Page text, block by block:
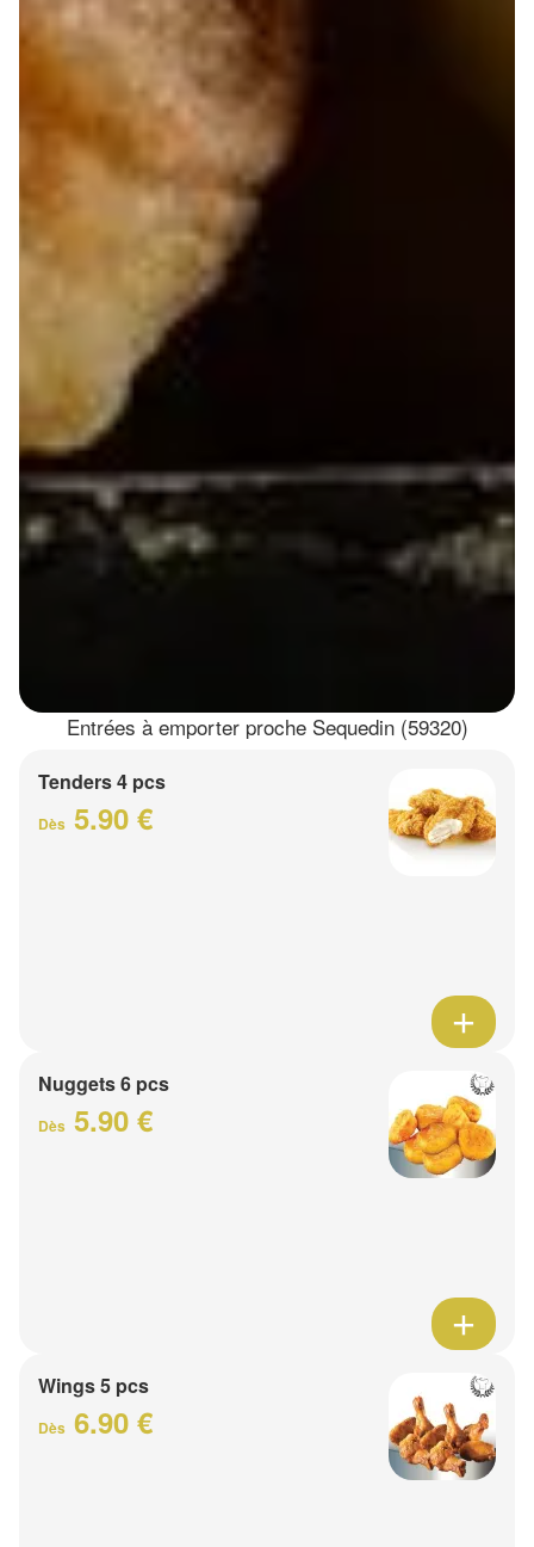
Entrées à emporter proche Sequedin (59320)
Tenders 4 pcs
Dès 5.90 €
Nuggets 6 pcs
Dès 5.90 €
Wings 5 pcs
Dès 6.90 €